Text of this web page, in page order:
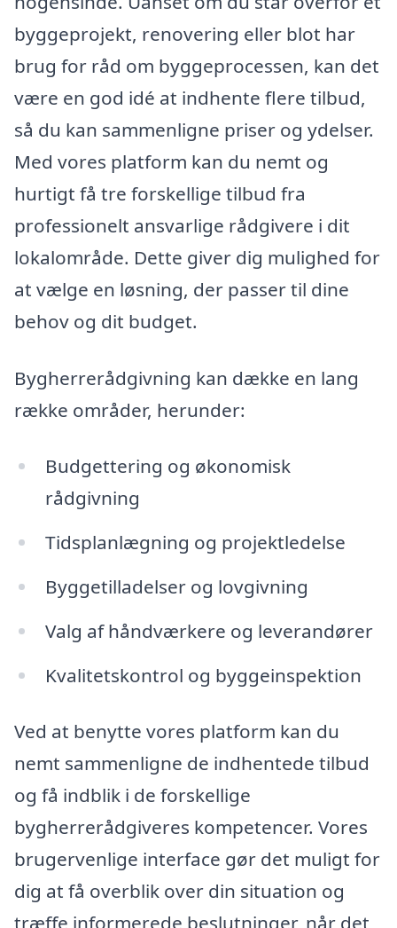
byggeprojekt, renovering eller blot har
brug for råd om byggeprocessen, kan det
være en god idé at indhente flere tilbud,
så du kan sammenligne priser og ydelser.
Med vores platform kan du nemt og
hurtigt få tre forskellige tilbud fra
professionelt ansvarlige rådgivere i dit
lokalområde. Dette giver dig mulighed for
at vælge en løsning, der passer til dine
behov og dit budget.
Bygherrerådgivning kan dække en lang
række områder, herunder:
Budgettering og økonomisk
rådgivning
Tidsplanlægning og projektledelse
Byggetilladelser og lovgivning
Valg af håndværkere og leverandører
Kvalitetskontrol og byggeinspektion
Ved at benytte vores platform kan du
nemt sammenligne de indhentede tilbud
og få indblik i de forskellige
bygherrerådgiveres kompetencer. Vores
brugervenlige interface gør det muligt for
dig at få overblik over din situation og